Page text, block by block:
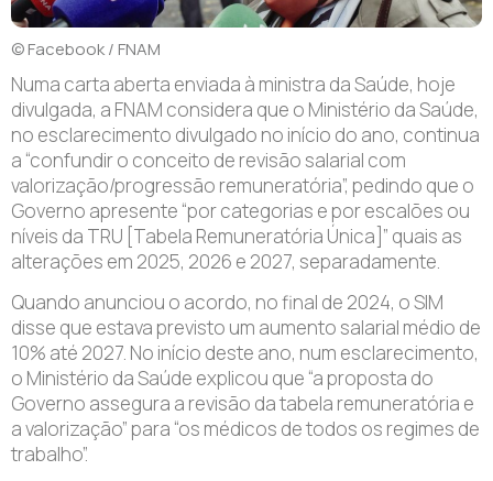
© Facebook / FNAM
Numa carta aberta enviada à ministra da Saúde, hoje
divulgada, a FNAM considera que o Ministério da Saúde,
no esclarecimento divulgado no início do ano, continua
a “confundir o conceito de revisão salarial com
valorização/progressão remuneratória”, pedindo que o
Governo apresente “por categorias e por escalões ou
níveis da TRU [Tabela Remuneratória Única]” quais as
alterações em 2025, 2026 e 2027, separadamente.
Quando anunciou o acordo, no final de 2024, o SIM
disse que estava previsto um aumento salarial médio de
10% até 2027. No início deste ano, num esclarecimento,
o Ministério da Saúde explicou que “a proposta do
Governo assegura a revisão da tabela remuneratória e
a valorização” para “os médicos de todos os regimes de
trabalho”.